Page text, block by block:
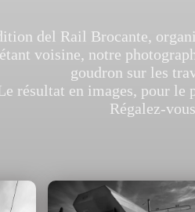
del Rail Brocante,
voisine, notre
goudron sur les
résultat en images, pour le
Régalez-